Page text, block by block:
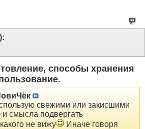
способы хранения
свежими или закисшими
смысла подвергать
не вижу
Иначе говоря